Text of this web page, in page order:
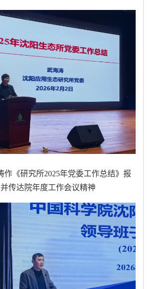
作《研究所2025年党委工作总结》报
传达院年度工作会议精神